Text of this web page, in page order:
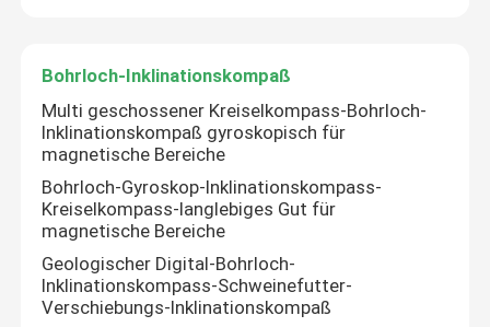
Bohrloch-Inklinationskompaß
Multi geschossener Kreiselkompass-Bohrloch-
Inklinationskompaß gyroskopisch für
magnetische Bereiche
Bohrloch-Gyroskop-Inklinationskompass-
Kreiselkompass-langlebiges Gut für
magnetische Bereiche
Geologischer Digital-Bohrloch-
Inklinationskompass-Schweinefutter-
Verschiebungs-Inklinationskompaß